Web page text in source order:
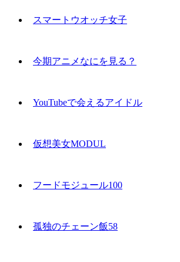
スマートウオッチ女子
今期アニメなにを見る？
YouTubeで会えるアイドル
仮想美女MODUL
フードモジュール100
孤独のチェーン飯58